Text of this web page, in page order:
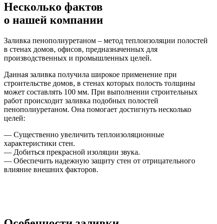
Несколько фактов
о нашей компании
Заливка пенополиуретаном – метод теплоизоляции полостей
в стенах домов, офисов, предназначенных для
производственных и промышленных целей.
Данная заливка получила широкое применение при
строительстве домов, в стенах которых полость толщины
может составлять 100 мм. При выполнении строительных
работ происходит заливка подобных полостей
пенополиуретаном. Она помогает достигнуть несколько
целей:
— Существенно увеличить теплоизоляционные
характеристики стен.
— Добиться прекрасной изоляции звука.
— Обеспечить надежную защиту стен от отрицательного
влияние внешних факторов.